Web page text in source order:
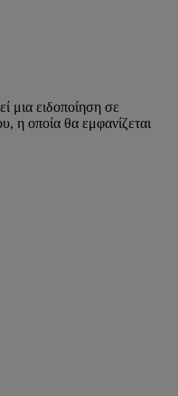
μια ειδοποίηση σε
η οποία θα εμφανίζεται